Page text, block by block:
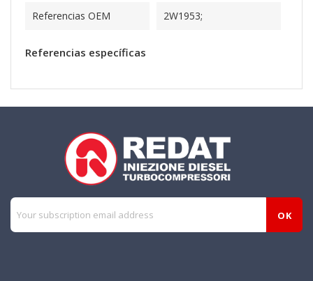
Referencias OEM 2W1953;
Referencias específicas